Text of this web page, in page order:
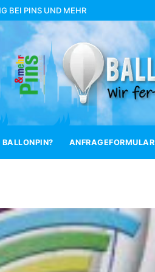
BEI PINS UND MEHR
BALLONPIN? ANFRAGEFORMULAR